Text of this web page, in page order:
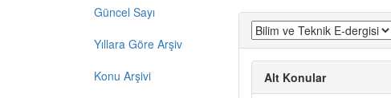
Güncel Sayı
Yıllara Göre Arşiv
Konu Arşivi
Alt Konular